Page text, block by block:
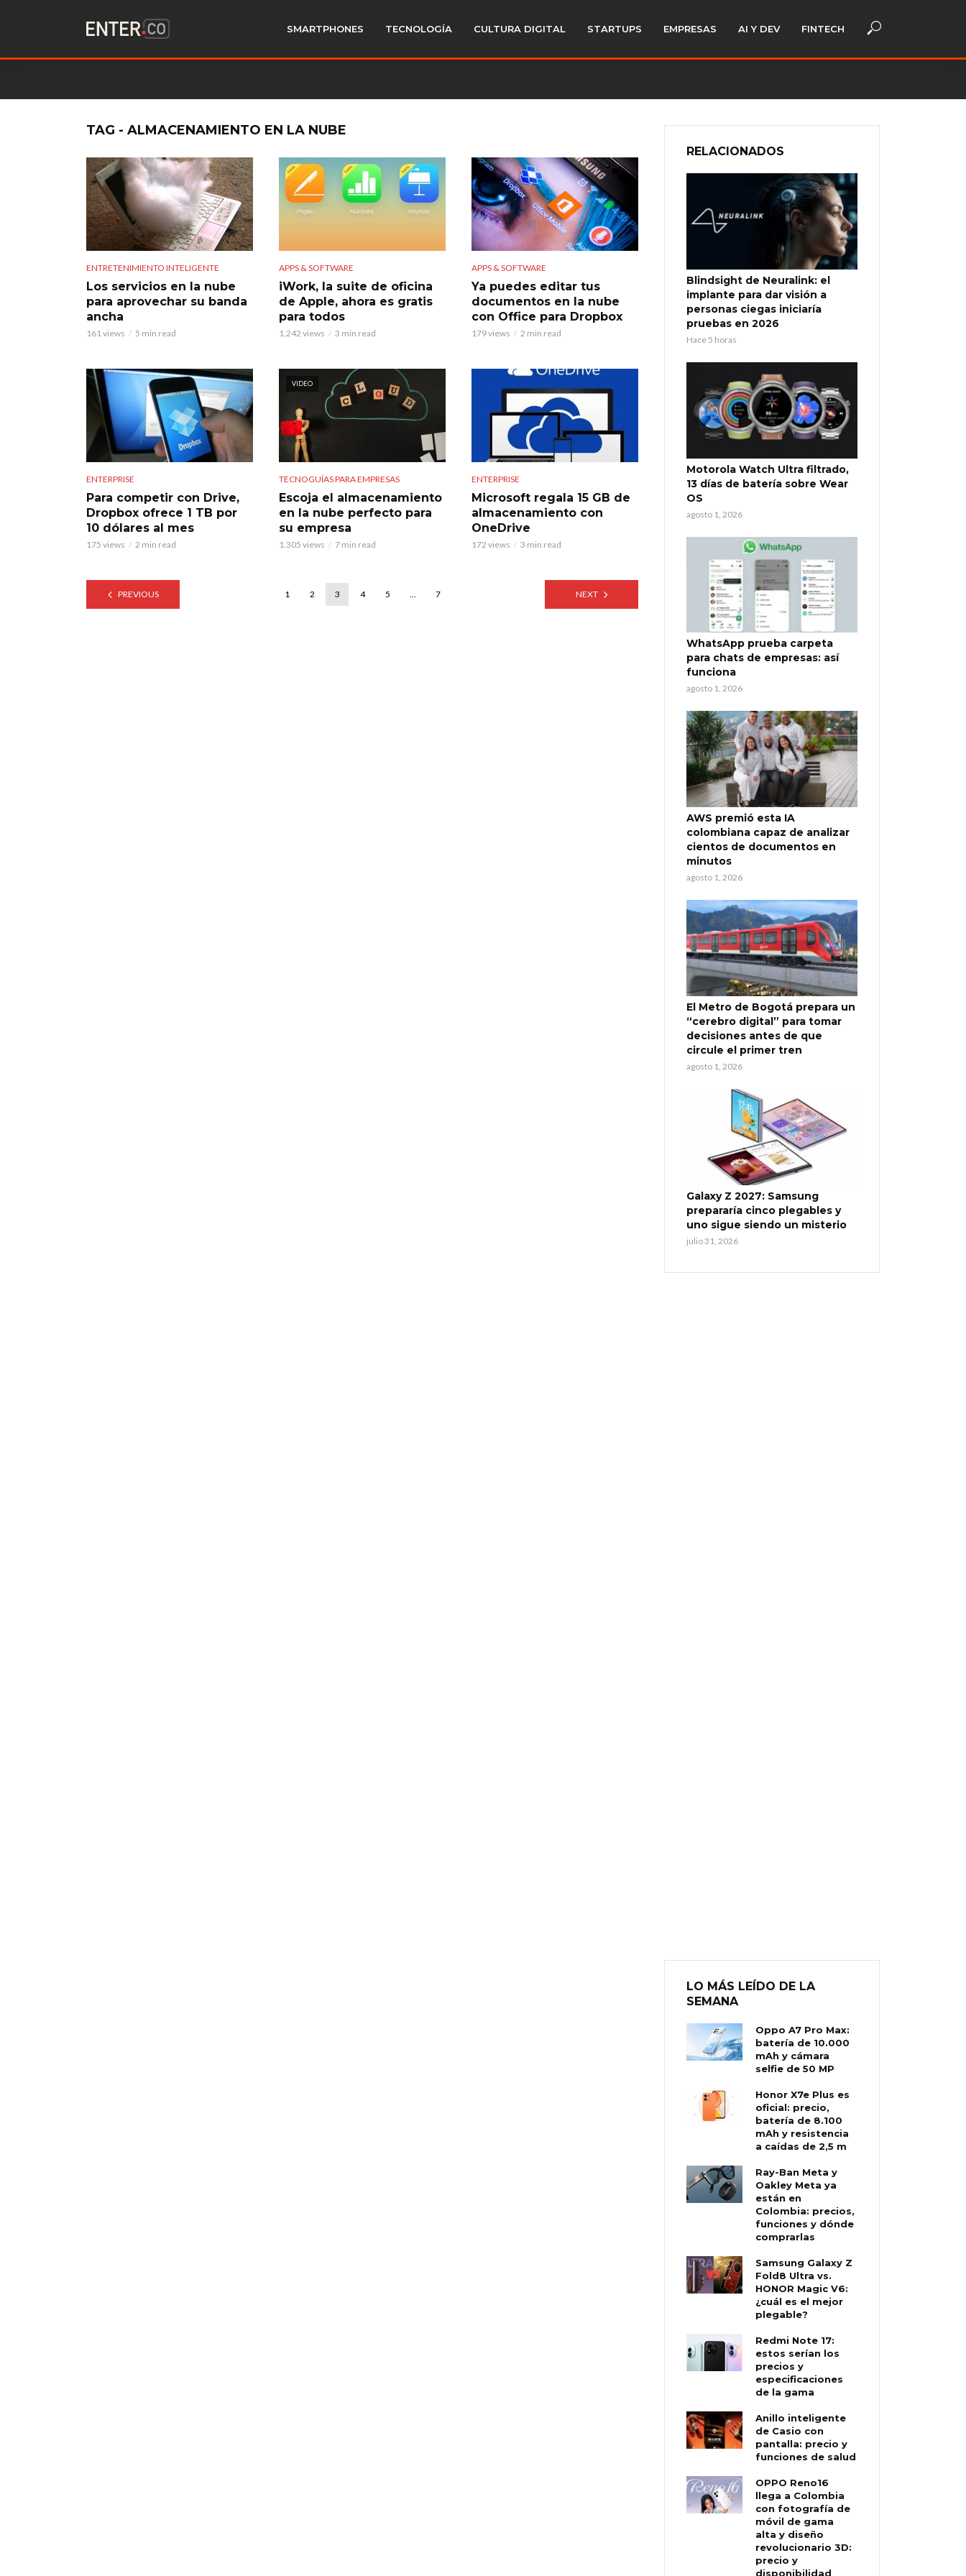
SMARTPHONES TECNOLOGÍA CULTURA DIGITAL STARTUPS EMPRESAS AI Y DEV FINTECH
TAG - ALMACENAMIENTO EN LA NUBE
ENTRETENIMIENTO INTELIGENTE
Los servicios en la nube
para aprovechar su banda
ancha
161 views 5 min read
APPS & SOFTWARE
iWork, la suite de oficina
de Apple, ahora es gratis
para todos
1.242 views 3 min read
APPS & SOFTWARE
Ya puedes editar tus
documentos en la nube
con Office para Dropbox
179 views 2 min read
ENTERPRISE
Para competir con Drive,
Dropbox ofrece 1 TB por
10 dólares al mes
175 views 2 min read
VIDEO
TECNOGUÍAS PARA EMPRESAS
Escoja el almacenamiento
en la nube perfecto para
su empresa
1.305 views 7 min read
ENTERPRISE
Microsoft regala 15 GB de
almacenamiento con
OneDrive
172 views 3 min read
PREVIOUS 1 2 3 4 5 … 7 NEXT
RELACIONADOS
Blindsight de Neuralink: el
implante para dar visión a
personas ciegas iniciaría
pruebas en 2026
Hace 5 horas
Motorola Watch Ultra filtrado,
13 días de batería sobre Wear
OS
agosto 1, 2026
WhatsApp prueba carpeta
para chats de empresas: así
funciona
agosto 1, 2026
AWS premió esta IA
colombiana capaz de analizar
cientos de documentos en
minutos
agosto 1, 2026
El Metro de Bogotá prepara un
“cerebro digital” para tomar
decisiones antes de que
circule el primer tren
agosto 1, 2026
Galaxy Z 2027: Samsung
prepararía cinco plegables y
uno sigue siendo un misterio
julio 31, 2026
LO MÁS LEÍDO DE LA
SEMANA
Oppo A7 Pro Max:
batería de 10.000
mAh y cámara
selfie de 50 MP
Honor X7e Plus es
oficial: precio,
batería de 8.100
mAh y resistencia
a caídas de 2,5 m
Ray-Ban Meta y
Oakley Meta ya
están en
Colombia: precios,
funciones y dónde
comprarlas
Samsung Galaxy Z
Fold8 Ultra vs.
HONOR Magic V6:
¿cuál es el mejor
plegable?
Redmi Note 17:
estos serían los
precios y
especificaciones
de la gama
Anillo inteligente
de Casio con
pantalla: precio y
funciones de salud
OPPO Reno16
llega a Colombia
con fotografía de
móvil de gama
alta y diseño
revolucionario 3D:
precio y
disponibilidad